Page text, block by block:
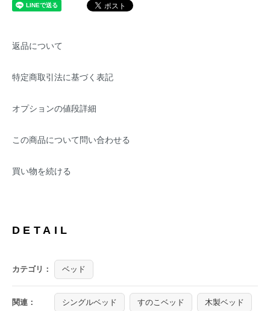
返品について
特定商取引法に基づく表記
オプションの値段詳細
この商品について問い合わせる
買い物を続ける
DETAIL
カテゴリ： ベッド
関連： シングルベッド すのこベッド 木製ベッド